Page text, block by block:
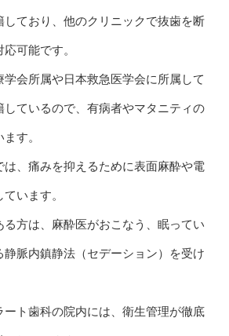
しており、他のクリニックで抜歯を断
可能です。
学会所属や日本救急医学会に所属して
しているので、有病者やマタニティの
す。
は、痛みを抑えるために表面麻酔や電
います。
る方は、麻酔医がおこなう、眠ってい
静脈内鎮静法（セデーション）を受け
ート歯科の院内には、衛生管理が徹底